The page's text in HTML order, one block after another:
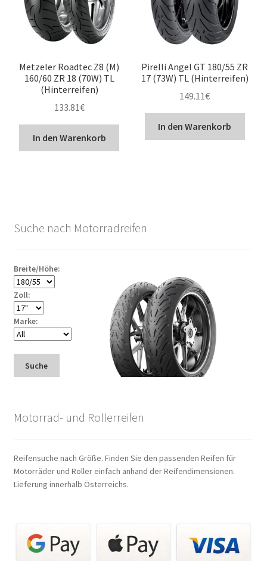
Metzeler Roadtec Z8 (M)
160/60 ZR 18 (70W) TL
(Hinterreifen)
133.81€
In den Warenkorb
Pirelli Angel GT 180/55 ZR
17 (73W) TL (Hinterreifen)
149.11€
In den Warenkorb
Suche nach Motorradreifen
Breite/Höhe:
Zoll:
Marke:
Suche
Motorrad- und Rollerreifen
Reifensuche nach Größe. Finden Sie den passenden Reifen für
Motorräder und Roller einfach anhand der Reifendimensionen.
Lieferung innerhalb Österreichs.